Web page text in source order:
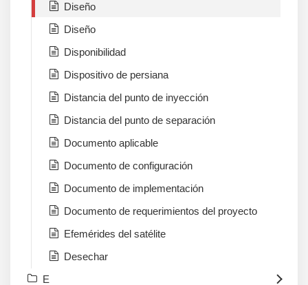
Diseño
Diseño
Disponibilidad
Dispositivo de persiana
Distancia del punto de inyección
Distancia del punto de separación
Documento aplicable
Documento de configuración
Documento de implementación
Documento de requerimientos del proyecto
Efemérides del satélite
Desechar
E